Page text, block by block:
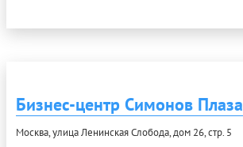
Бизнес-центр Симонов Плаза
Москва, улица Ленинская Слобода, дом 26, стр. 5